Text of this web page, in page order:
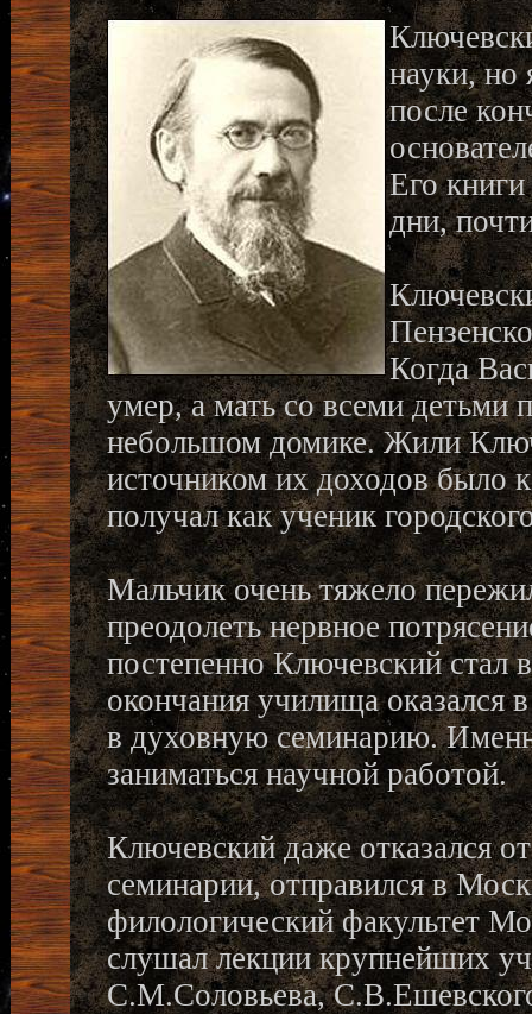
науки, но
после
Его
дни,
Когда
умер, а мать со всеми детьми
небольшом домике. Жили
источником их доходов было
получал как ученик
Мальчик очень тяжело
преодолеть нервное
постепенно Ключевский стал
окончания училища оказался
в духовную семинарию.
заниматься научной работой.
Ключевский даже отказался
семинарии, отправился в
филологический факультет
слушал лекции крупнейших
С.М.Соловьева,